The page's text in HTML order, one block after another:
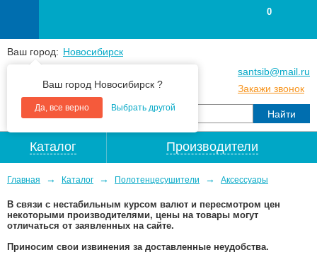
Ваш город: Новосибирск
Ваш город Новосибирск ?
Да, все верно Выбрать другой
+7(383) 213 79 30
santsib@mail.ru
Закажи звонок
0
Каталог Производители
Главная → Каталог → Полотенцесушители → Аксессуары
В связи с нестабильным курсом валют и пересмотром цен
некоторыми производителями, цены на товары могут
отличаться от заявленных на сайте.
Приносим свои извинения за доставленные неудобства.